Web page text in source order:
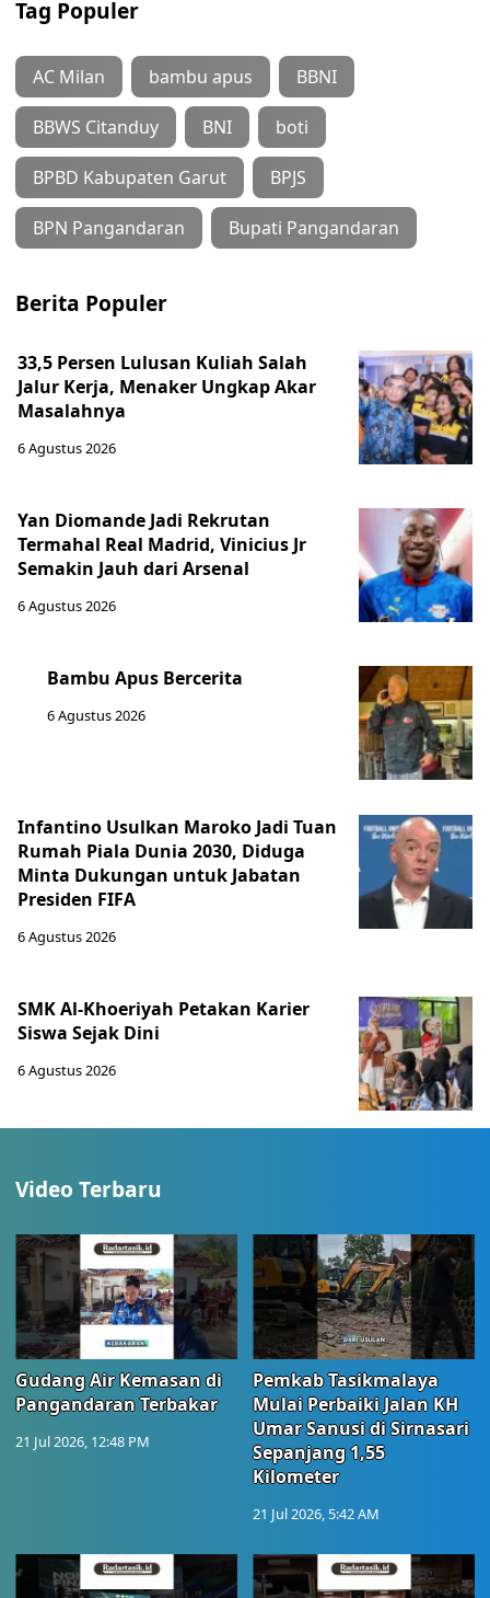
Tag Populer
AC Milan bambu apus BBNI
BBWS Citanduy BNI boti
BPBD Kabupaten Garut BPJS
BPN Pangandaran Bupati Pangandaran
Berita Populer
33,5 Persen Lulusan Kuliah Salah
Jalur Kerja, Menaker Ungkap Akar
Masalahnya
6 Agustus 2026
Yan Diomande Jadi Rekrutan
Termahal Real Madrid, Vinicius Jr
Semakin Jauh dari Arsenal
6 Agustus 2026
Bambu Apus Bercerita
6 Agustus 2026
Infantino Usulkan Maroko Jadi Tuan
Rumah Piala Dunia 2030, Diduga
Minta Dukungan untuk Jabatan
Presiden FIFA
6 Agustus 2026
SMK Al-Khoeriyah Petakan Karier
Siswa Sejak Dini
6 Agustus 2026
Video Terbaru
Gudang Air Kemasan di
Pangandaran Terbakar
21 Jul 2026, 12:48 PM
Pemkab Tasikmalaya
Mulai Perbaiki Jalan KH
Umar Sanusi di Sirnasari
Sepanjang 1,55
Kilometer
21 Jul 2026, 5:42 AM